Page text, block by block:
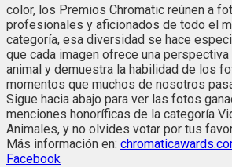
color, los Premios Chromatic reúnen a
profesionales y aficionados de todo el
categoría, esa diversidad se hace
que cada imagen ofrece una
animal y demuestra la habilidad de los
momentos que muchos de nosotros
Sigue hacia abajo para ver las fotos
menciones honoríficas de la categoría
Animales, y no olvides votar por tus
Más información en:
Facebook